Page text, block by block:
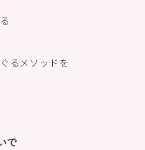
るメソッドを
で